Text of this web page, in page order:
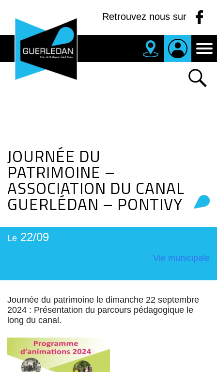
Retrouvez nous sur
JOURNÉE DU
PATRIMOINE –
ASSOCIATION DU CANAL
GUERLÉDAN – PONTIVY
Le 22/09
Vie municipale
Journée du patrimoine le dimanche 22 septembre
2024 : Présentation du parcours pédagogique le
long du canal.